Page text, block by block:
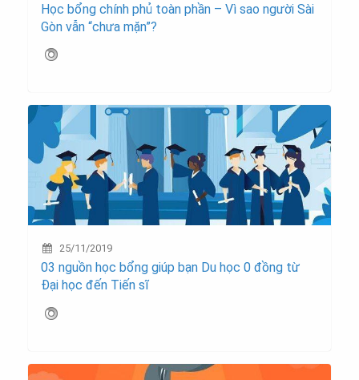
Học bổng chính phủ toàn phần – Vì sao người Sài
Gòn vẫn “chưa mặn”?
25/11/2019
03 nguồn học bổng giúp bạn Du học 0 đồng từ
Đại học đến Tiến sĩ